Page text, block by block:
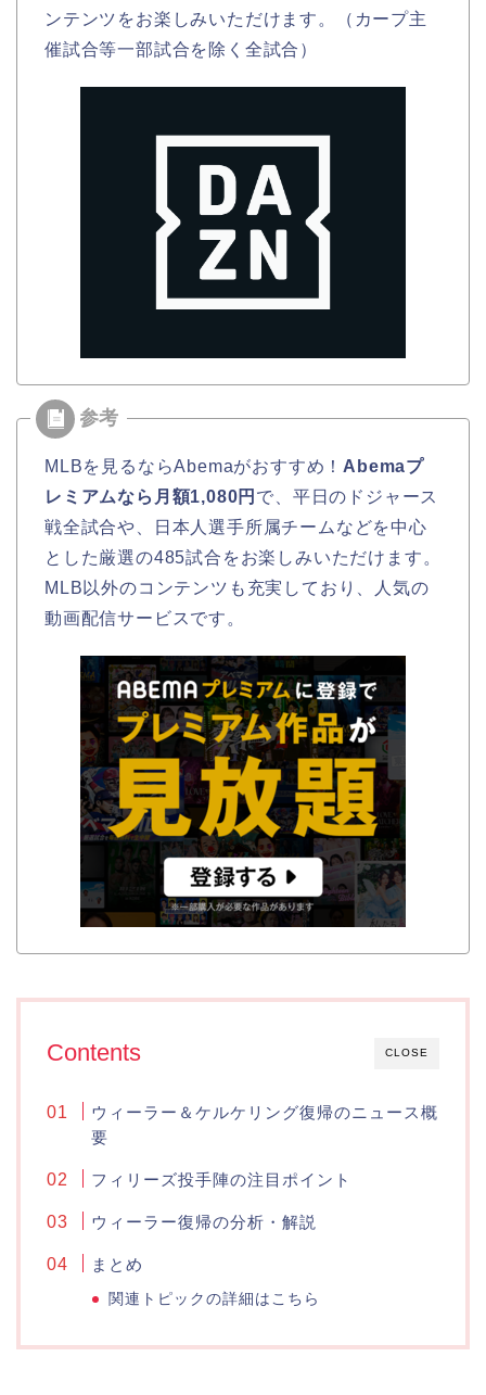
ンテンツをお楽しみいただけます。（カープ主
催試合等一部試合を除く全試合）
MLBを見るならAbemaがおすすめ！ Abemaプ
レミアムなら月額1,080円 で、平日のドジャース
戦全試合や、日本人選手所属チームなどを中心
とした厳選の485試合をお楽しみいただけます。
MLB以外のコンテンツも充実しており、人気の
動画配信サービスです。
CLOSE
Contents
ウィーラー＆ケルケリング復帰のニュース概
要
フィリーズ投手陣の注目ポイント
ウィーラー復帰の分析・解説
まとめ
関連トピックの詳細はこちら